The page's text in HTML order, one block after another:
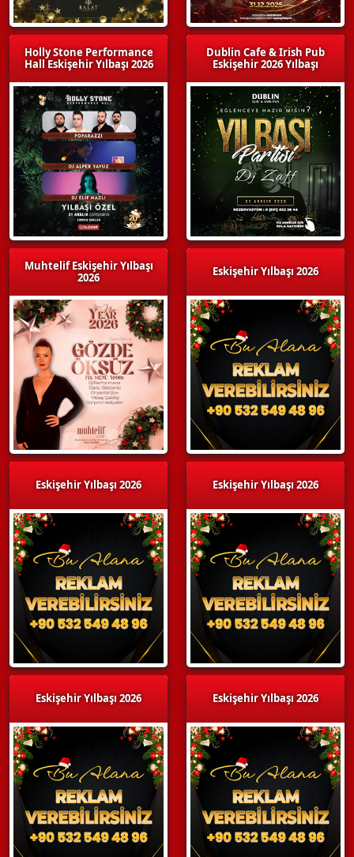
Holly Stone Performance
Hall Eskişehir Yılbaşı 2026
Muhtelif Eskişehir Yılbaşı
2026
Eskişehir Yılbaşı 2026
Eskişehir Yılbaşı 2026
Dublin Cafe & Irish Pub
Eskişehir 2026 Yılbaşı
Eskişehir Yılbaşı 2026
Eskişehir Yılbaşı 2026
Eskişehir Yılbaşı 2026